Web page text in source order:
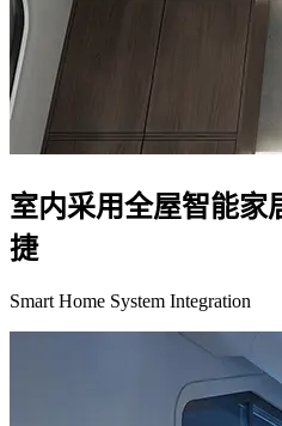
室内采用全屋智能家
捷
Smart Home System Integration